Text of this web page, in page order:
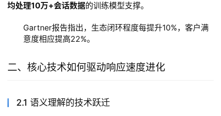
均处理10万+会话数据的训练模型支撑。
Gartner报告指出，生态闭环程度每提升10%，客户满
意度相应提高22%。
二、核心技术如何驱动响应速度进化
2.1 语义理解的技术跃迁